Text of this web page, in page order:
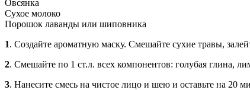
Овсянка
Сухое молоко
Порошок лаванды или шиповника
1. Создайте ароматную маску. Смешайте сухие травы,
2. Смешайте по 1 ст.л. всех компонентов: голубая глина,
3. Нанесите смесь на чистое лицо и шею и оставьте на 20